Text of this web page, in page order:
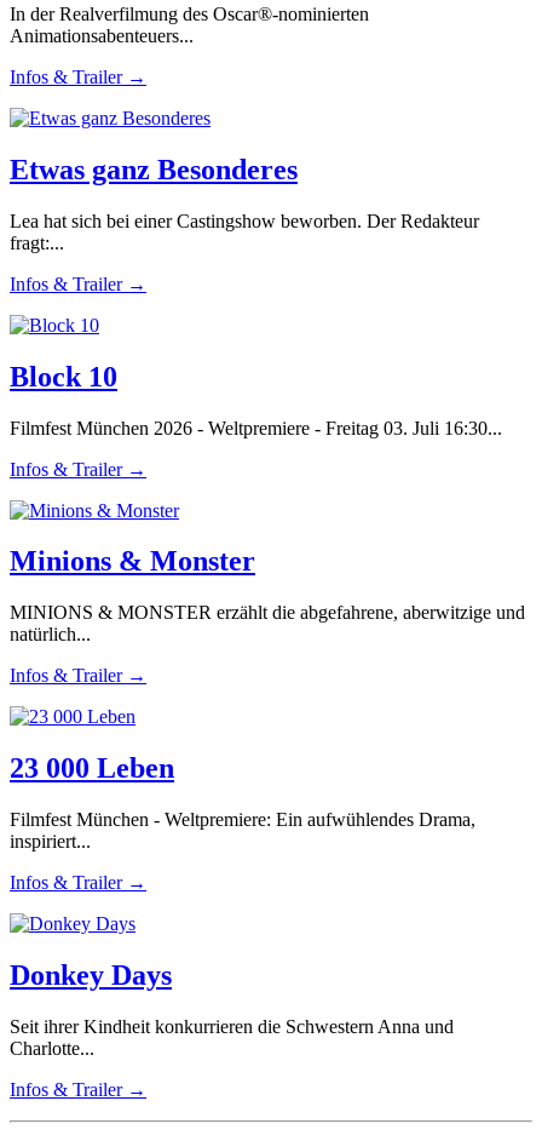
In der Realverfilmung des Oscar®-nominierten
Animationsabenteuers...
Infos & Trailer →
Etwas ganz Besonderes
Lea hat sich bei einer Castingshow beworben. Der Redakteur
fragt:...
Infos & Trailer →
Block 10
Filmfest München 2026 - Weltpremiere - Freitag 03. Juli 16:30...
Infos & Trailer →
Minions & Monster
MINIONS & MONSTER erzählt die abgefahrene, aberwitzige und
natürlich...
Infos & Trailer →
23 000 Leben
Filmfest München - Weltpremiere: Ein aufwühlendes Drama,
inspiriert...
Infos & Trailer →
Donkey Days
Seit ihrer Kindheit konkurrieren die Schwestern Anna und
Charlotte...
Infos & Trailer →